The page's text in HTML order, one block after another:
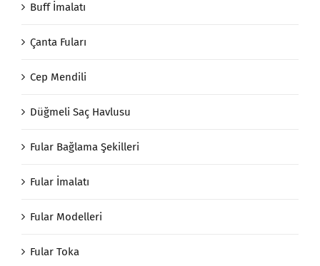
Buff İmalatı
Çanta Fuları
Cep Mendili
Düğmeli Saç Havlusu
Fular Bağlama Şekilleri
Fular İmalatı
Fular Modelleri
Fular Toka